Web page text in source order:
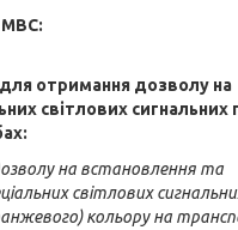
МВС:
отримання дозволу на
світлових сигнальних
на встановлення та
світлових
кольору на